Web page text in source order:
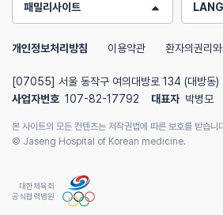
패밀리사이트
개인정보처리방침 이용약관 환자의권리
[07055] 서울 동작구 여의대방로 134 (대방동)
사업자번호 107-82-17792 대표자 박병모
본 사이트의 모든 컨텐츠는 저작권법에 따른 보호를 받습니
© Jaseng Hospital of Korean medicine.
대한체육회
공식협력병원